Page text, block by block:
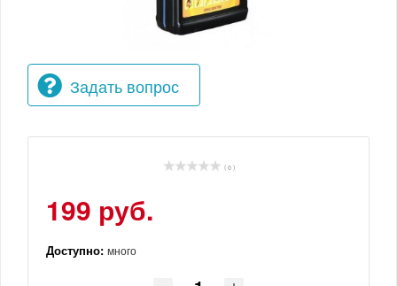
Задать вопрос
( 0 )
199 руб.
Доступно: много